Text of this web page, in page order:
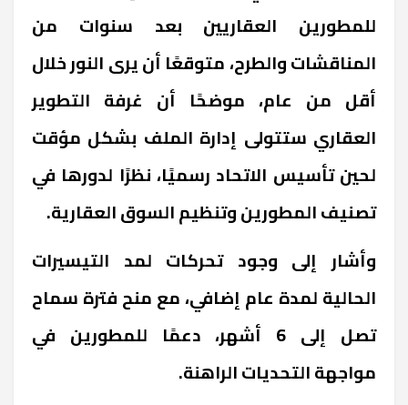
للمطورين العقاريين بعد سنوات من
المناقشات والطرح، متوقعًا أن يرى النور خلال
أقل من عام، موضحًا أن غرفة التطوير
العقاري ستتولى إدارة الملف بشكل مؤقت
لحين تأسيس الاتحاد رسميًا، نظرًا لدورها في
تصنيف المطورين وتنظيم السوق العقارية.
وأشار إلى وجود تحركات لمد التيسيرات
الحالية لمدة عام إضافي، مع منح فترة سماح
تصل إلى 6 أشهر، دعمًا للمطورين في
مواجهة التحديات الراهنة.